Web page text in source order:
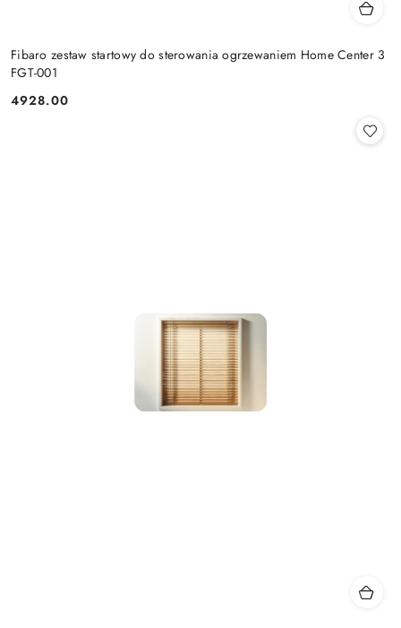
Fibaro zestaw startowy do sterowania ogrzewaniem Home Center 3
FGT-001
Cena:
4928.00